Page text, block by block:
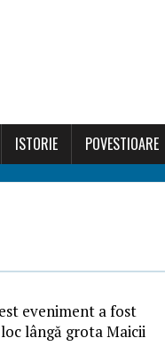
ISTORIE POVESTIOARE
eveniment a fost
lângă grota Maicii